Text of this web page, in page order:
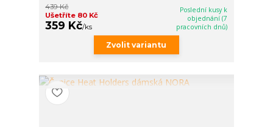
439 Kč
Ušetříte 80 Kč
359 Kč/ks
Poslední kusy k
objednání (7
pracovních dnů)
Zvolit variantu